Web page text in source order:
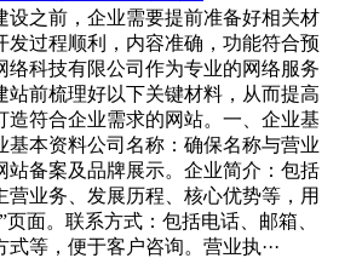
设之前，企业需要提前准备好相关材
发过程顺利，内容准确，功能符合预
络科技有限公司作为专业的网络服务
站前梳理好以下关键材料，从而提高
造符合企业需求的网站。一、企业基
基本资料公司名称：确保名称与营业
站备案及品牌展示。企业简介：包括
营业务、发展历程、核心优势等，用
页面。联系方式：包括电话、邮箱、
等，便于客户咨询。营业执···